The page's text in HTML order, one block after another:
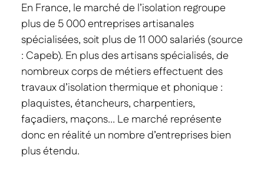
En France, le marché de l’isolation regroupe
plus de 5 000 entreprises artisanales
spécialisées, soit plus de 11 000 salariés (source
: Capeb). En plus des artisans spécialisés, de
nombreux corps de métiers effectuent des
travaux d’isolation thermique et phonique :
plaquistes, étancheurs, charpentiers,
façadiers, maçons… Le marché représente
donc en réalité un nombre d’entreprises bien
plus étendu.